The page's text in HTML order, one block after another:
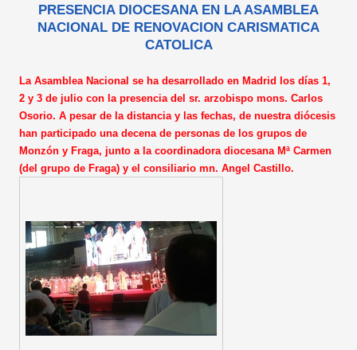
PRESENCIA DIOCESANA EN LA ASAMBLEA
NACIONAL DE RENOVACION CARISMATICA
CATOLICA
La Asamblea Nacional se ha desarrollado en Madrid los días 1,
2 y 3 de julio con la presencia del sr. arzobispo mons. Carlos
Osorio. A pesar de la distancia y las fechas, de nuestra diócesis
han participado una decena de personas de los grupos de
Monzón y Fraga, junto a la coordinadora diocesana Mª Carmen
(del grupo de Fraga) y el consiliario mn. Angel Castillo.